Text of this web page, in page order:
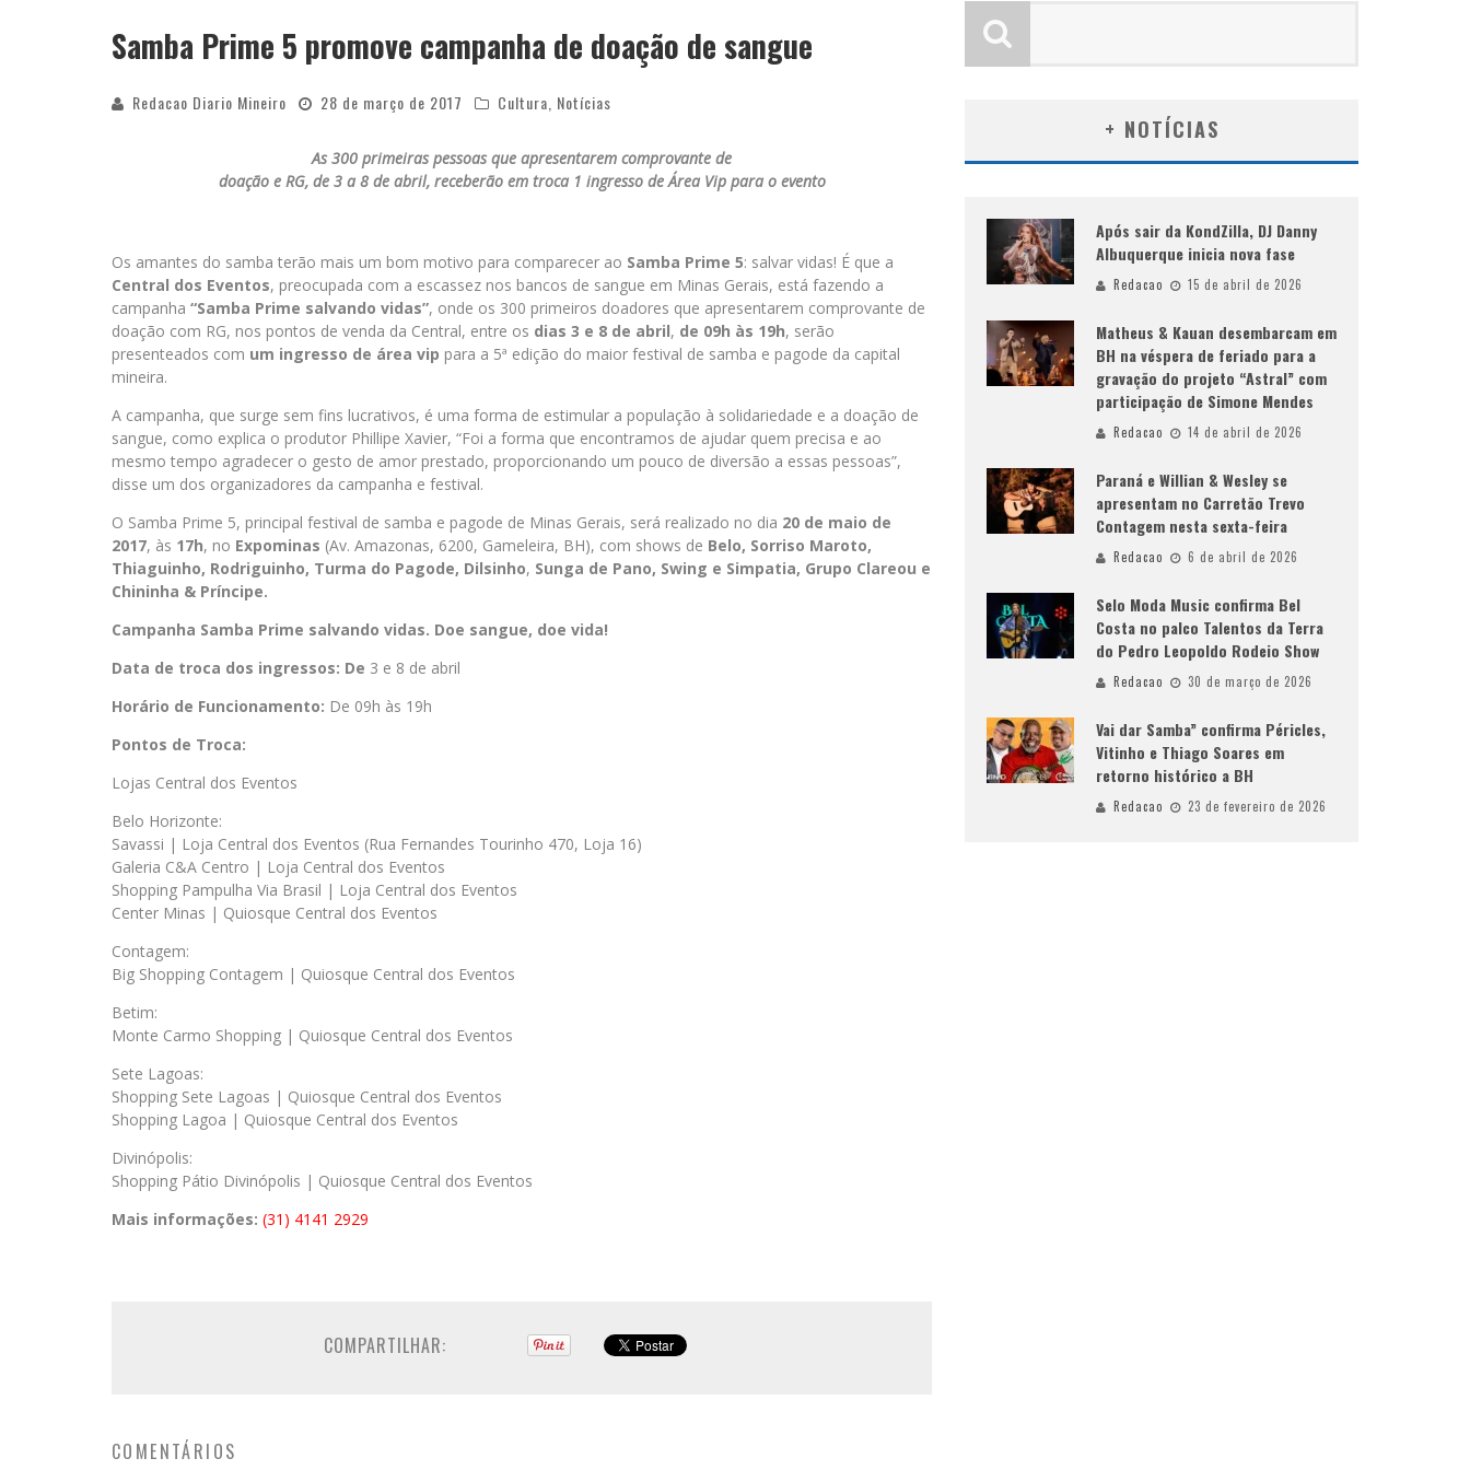
APÓS SAIR DA KONDZILLA, DJ DANNY ALBUQUERQUE INICIA NOVA FASE
Samba Prime 5 promove campanha de doação de sangue
Redacao Diario Mineiro 28 de março de 2017 Cultura Notícias
As 300 primeiras pessoas que apresentarem comprovante de
doação e RG, de 3 a 8 de abril, receberão em troca 1 ingresso de Área Vip para o evento
Os amantes do samba terão mais um bom motivo para comparecer ao Samba Prime 5: salvar vidas! É que a
Central dos Eventos, preocupada com a escassez nos bancos de sangue em Minas Gerais, está fazendo a
campanha “Samba Prime salvando vidas”, onde os 300 primeiros doadores que apresentarem comprovante de
doação com RG, nos pontos de venda da Central, entre os dias 3 e 8 de abril, de 09h às 19h, serão
presenteados com um ingresso de área vip para a 5ª edição do maior festival de samba e pagode da capital
mineira.
A campanha, que surge sem fins lucrativos, é uma forma de estimular a população à solidariedade e a doação de
sangue, como explica o produtor Phillipe Xavier, “Foi a forma que encontramos de ajudar quem precisa e ao
mesmo tempo agradecer o gesto de amor prestado, proporcionando um pouco de diversão a essas pessoas”,
disse um dos organizadores da campanha e festival.
O Samba Prime 5, principal festival de samba e pagode de Minas Gerais, será realizado no dia 20 de maio de
2017, às 17h, no Expominas (Av. Amazonas, 6200, Gameleira, BH), com shows de Belo, Sorriso Maroto,
Thiaguinho, Rodriguinho, Turma do Pagode, Dilsinho, Sunga de Pano, Swing e Simpatia, Grupo Clareou e
Chininha & Príncipe.
Campanha Samba Prime salvando vidas. Doe sangue, doe vida!
Data de troca dos ingressos: De 3 e 8 de abril
Horário de Funcionamento: De 09h às 19h
Pontos de Troca:
Lojas Central dos Eventos
Belo Horizonte:
Savassi | Loja Central dos Eventos (Rua Fernandes Tourinho 470, Loja 16)
Galeria C&A Centro | Loja Central dos Eventos
Shopping Pampulha Via Brasil | Loja Central dos Eventos
Center Minas | Quiosque Central dos Eventos
Contagem:
Big Shopping Contagem | Quiosque Central dos Eventos
Betim:
Monte Carmo Shopping | Quiosque Central dos Eventos
Sete Lagoas:
Shopping Sete Lagoas | Quiosque Central dos Eventos
Shopping Lagoa | Quiosque Central dos Eventos
Divinópolis:
Shopping Pátio Divinópolis | Quiosque Central dos Eventos
Mais informações: (31) 4141 2929
COMPARTILHAR:
COMENTÁRIOS
+ NOTÍCIAS
Após sair da KondZilla, DJ Danny
Albuquerque inicia nova fase
Redacao 15 de abril de 2026
Matheus & Kauan desembarcam em
BH na véspera de feriado para a
gravação do projeto “Astral” com
participação de Simone Mendes
Redacao 14 de abril de 2026
Paraná e Willian & Wesley se
apresentam no Carretão Trevo
Contagem nesta sexta-feira
Redacao 6 de abril de 2026
Selo Moda Music confirma Bel
Costa no palco Talentos da Terra
do Pedro Leopoldo Rodeio Show
Redacao 30 de março de 2026
Vai dar Samba” confirma Péricles,
Vitinho e Thiago Soares em
retorno histórico a BH
Redacao 23 de fevereiro de 2026